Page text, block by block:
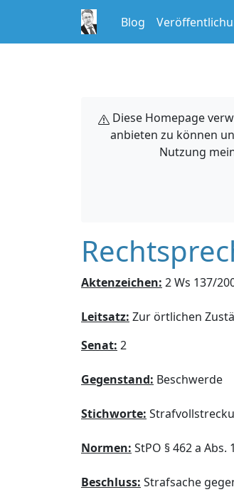
Blog
Diese Homepage
anbieten zu können
Nutzung
Aktenzeichen: 2 Ws 137/
Leitsatz: Zur örtlichen
Senat: 2
Gegenstand: Beschwerde
Stichworte:
Normen: StPO § 462 a Abs.
Beschluss: Strafsache